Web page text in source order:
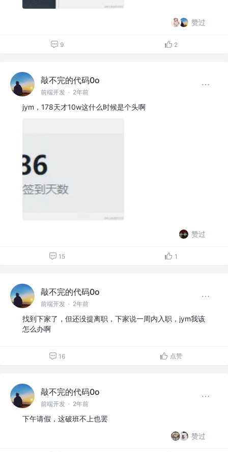
赞过
9 2
敲不完的代码0o
前端开发 · 2年前
jym，178天才10w这什么时候是个头啊
赞过
15 1
敲不完的代码0o
前端开发 · 2年前
找到下家了，但还没提离职，下家说一周内入职，jym我该
怎么办啊
16 点赞
敲不完的代码0o
前端开发 · 2年前
下午请假，这破班不上也罢
赞过